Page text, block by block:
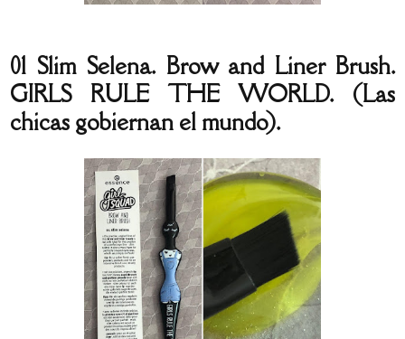
01 Slim Selena. Brow and Liner Brush.
GIRLS RULE THE WORLD. (Las
chicas gobiernan el mundo).